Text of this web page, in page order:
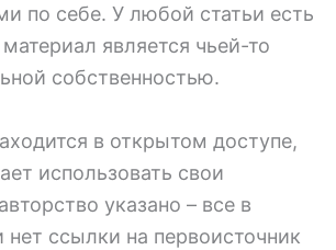
по себе. У любой статьи есть
является чьей-то
собственностью.
в открытом доступе,
использовать свои
указано – все в
нет ссылки на первоисточник